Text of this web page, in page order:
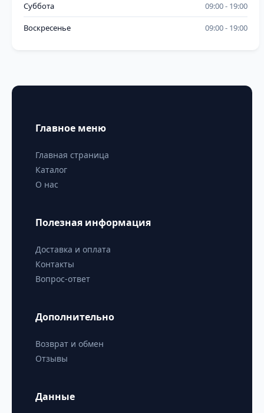
Суббота 09:00 19:00
Воскресенье 09:00 19:00
Главное меню
Главная страница
Каталог
О нас
Полезная информация
Доставка и оплата
Контакты
Вопрос-ответ
Дополнительно
Возврат и обмен
Отзывы
Данные